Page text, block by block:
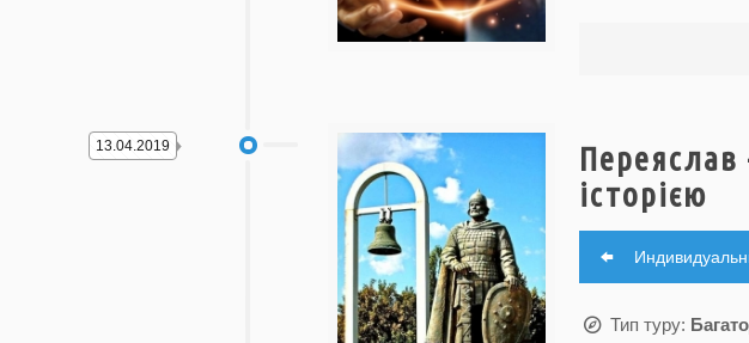
13.04.2019
історією
Тип туру: